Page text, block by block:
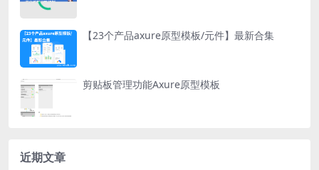
【23个产品axure原型模板/元件】最新合集
剪贴板管理功能Axure原型模板
近期文章